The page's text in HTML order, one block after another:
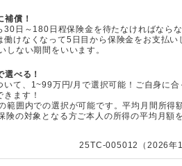
補償！
30日～180日程保険金を待たなければなら
働けなくなって5日目から保険金をお支払い
ない期間をいいます。
選べる！
いて、1~99万円/月で選択可能！ご自身に合
ます！
範囲内での選択が可能です。平均月間所得
険の対象となる方ご本人の所得の平均月額
25TC-005012（2026年1